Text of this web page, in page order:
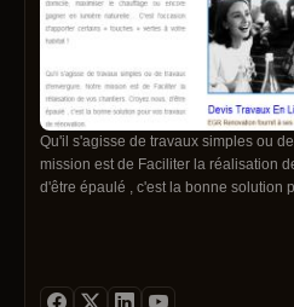
Qu'il s'agisse de travaux simples ou
mission est de Faciliter la réalisation
d'être épaulé , c'est la bonne solution